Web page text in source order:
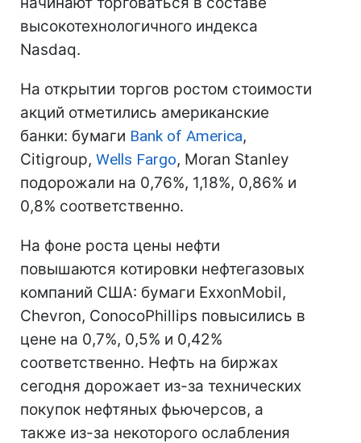
высокотехнологичного индекса
Nasdaq.
На открытии торгов ростом стоимости
акций отметились американские
банки: бумаги Bank of America,
Citigroup, Wells Fargo, Moran Stanley
подорожали на 0,76%, 1,18%, 0,86% и
0,8% соответственно.
На фоне роста цены нефти
повышаются котировки нефтегазовых
компаний США: бумаги ExxonMobil,
Chevron, ConocoPhillips повысились в
цене на 0,7%, 0,5% и 0,42%
соответственно. Нефть на биржах
сегодня дорожает из-за технических
покупок нефтяных фьючерсов, а
также из-за некоторого ослабления